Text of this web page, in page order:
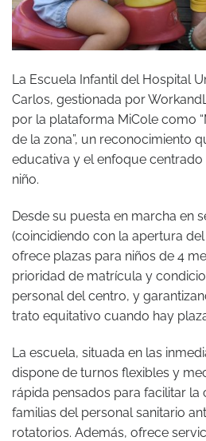
La Escuela Infantil del Hospital
Carlos, gestionada por
por la plataforma MiCole como
de la zona”, un reconocimiento
educativa y el enfoque centrado
niño.
Desde su puesta en marcha en
(coincidiendo con la apertura
ofrece plazas para niños de 4
prioridad de matrícula y
personal del centro, y
trato equitativo cuando hay
La escuela, situada en las
dispone de turnos flexibles y
rápida pensados para facilitar la
familias del personal sanitario
rotatorios. Además, ofrece